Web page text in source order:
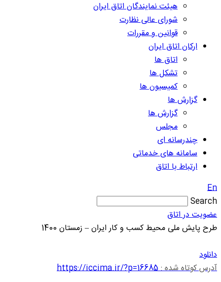
هیئت نمایندگان اتاق ایران
شورای عالی نظارت
قوانین و مقررات
ارکان اتاق ایران
اتاق ها
تشکل ها
کمیسیون ها
گزارش ها
گزارش ها
مجلس
چندرسانه ای
سامانه های خدماتی
ارتباط با اتاق
En
Search
عضویت در اتاق
طرح پایش ملی محیط کسب و کار ایران – زمستان 1400
دانلود
آدرس کوتاه شده :https://iccima.ir/?p=16685